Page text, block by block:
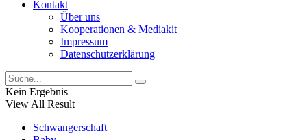
Kontakt
Über uns
Kooperationen & Mediakit
Impressum
Datenschutzerklärung
Kein Ergebnis
View All Result
Schwangerschaft